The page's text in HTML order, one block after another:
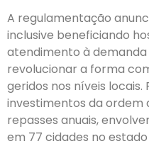
A regulamentação
inclusive beneficiando
atendimento à
revolucionar a forma
geridos nos níveis
investimentos da ordem
repasses anuais,
em 77 cidades no estado